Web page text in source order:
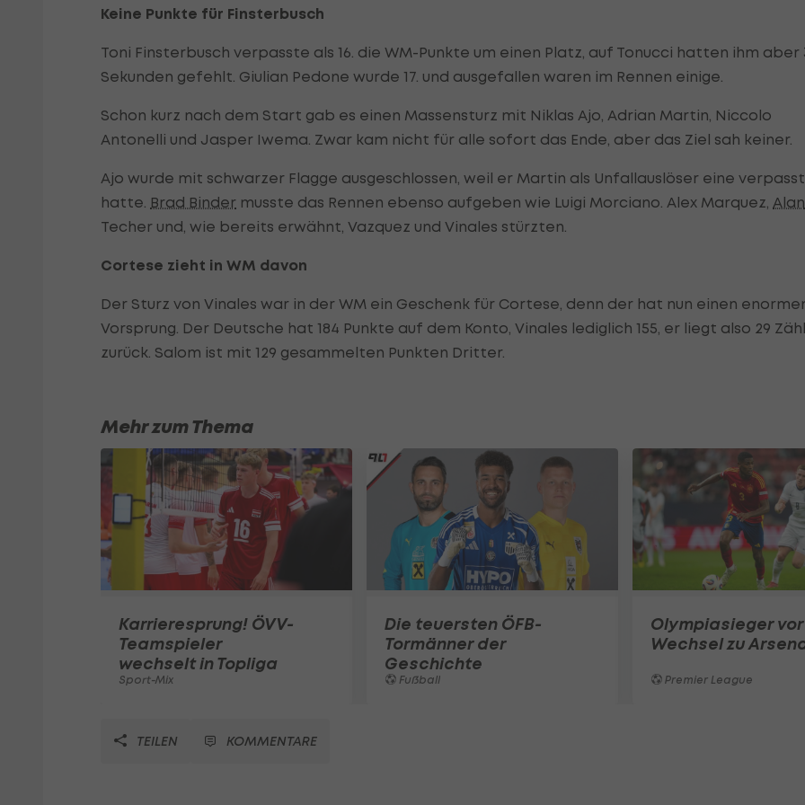
Keine Punkte für Finsterbusch
Toni Finsterbusch verpasste als 16. die WM-Punkte um einen Platz, auf Tonucci hatten ihm aber
Sekunden gefehlt. Giulian Pedone wurde 17. und ausgefallen waren im Rennen einige.
Schon kurz nach dem Start gab es einen Massensturz mit Niklas Ajo, Adrian Martin, Niccolo
Antonelli und Jasper Iwema. Zwar kam nicht für alle sofort das Ende, aber das Ziel sah keiner.
Ajo wurde mit schwarzer Flagge ausgeschlossen, weil er Martin als Unfallauslöser eine verpasst
hatte. Brad Binder musste das Rennen ebenso aufgeben wie Luigi Morciano. Alex Marquez, Alan
Techer und, wie bereits erwähnt, Vazquez und Vinales stürzten.
Cortese zieht in WM davon
Der Sturz von Vinales war in der WM ein Geschenk für Cortese, denn der hat nun einen
Vorsprung. Der Deutsche hat 184 Punkte auf dem Konto, Vinales lediglich 155, er liegt also 29
zurück. Salom ist mit 129 gesammelten Punkten Dritter.
Mehr zum Thema
Karrieresprung! ÖVV-
Teamspieler
wechselt in Topliga
Sport-Mix
Die teuersten ÖFB-
Tormänner der
Geschichte
Fußball
Olympiasieger vor
Wechsel zu
Premier League
TEILEN KOMMENTARE